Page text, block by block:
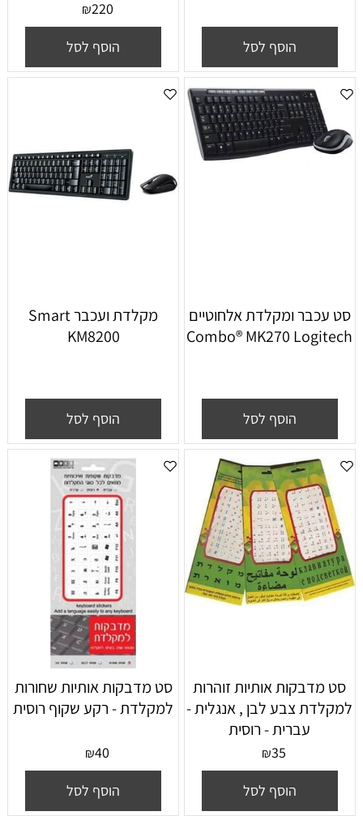
הוסף לסל
₪220
הוסף לסל
סט עכבר ומקלדת אלחוטיים
Combo® MK270 Logitech
הוסף לסל
‏מקלדת ועכבר Smart
KM8200
הוסף לסל
סט מדבקות אותיות זוהרות
למקלדת צבע לבן , אנגלית -
עברית - רוסית
₪35
הוסף לסל
סט מדבקות אותיות שחורות
למקלדת - רקע שקוף רוסית
₪40
הוסף לסל